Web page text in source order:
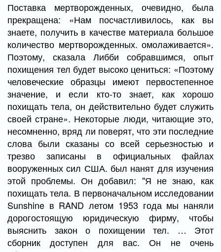
Поставка мертворожденных, очевидно, была
прекращена: «Нам посчастливилось, как вы
знаете, получить в качестве материала большое
количество мертворожденных. омолаживается».
Поэтому, сказала Либби собравшимся, опыт
похищения тел будет высоко цениться: «Поэтому
человеческие образцы имеют первостепенное
значение, и если кто-то знает, как хорошо
похищать тела, он действительно будет служить
своей стране». Некоторые люди, читающие это,
несомненно, вряд ли поверят, что эти последние
слова были сказаны со всей серьезностью и
трезво записаны в официальных файлах
вооруженных сил США. был нанят для изучения
этой проблемы. Он добавил: "Я не знаю, как
похищать тела. В первоначальном исследовании
Sunshine в RAND летом 1953 года мы наняли
дорогостоящую юридическую фирму, чтобы
выяснить закон о похищении тел. … Этот
сборник доступен для вас. Он не очень